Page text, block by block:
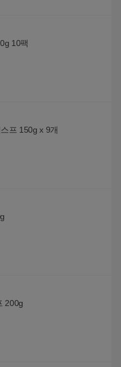
10팩
프 150g x 9개
200g